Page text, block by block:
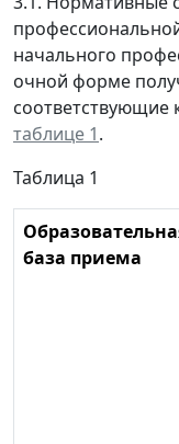
начального
очной форме
соответствующие
таблице 1.
Таблица 1
база приема